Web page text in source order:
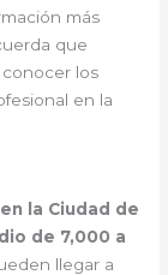
más
que
los
en la
la Ciudad de
de 7,000 a
llegar a